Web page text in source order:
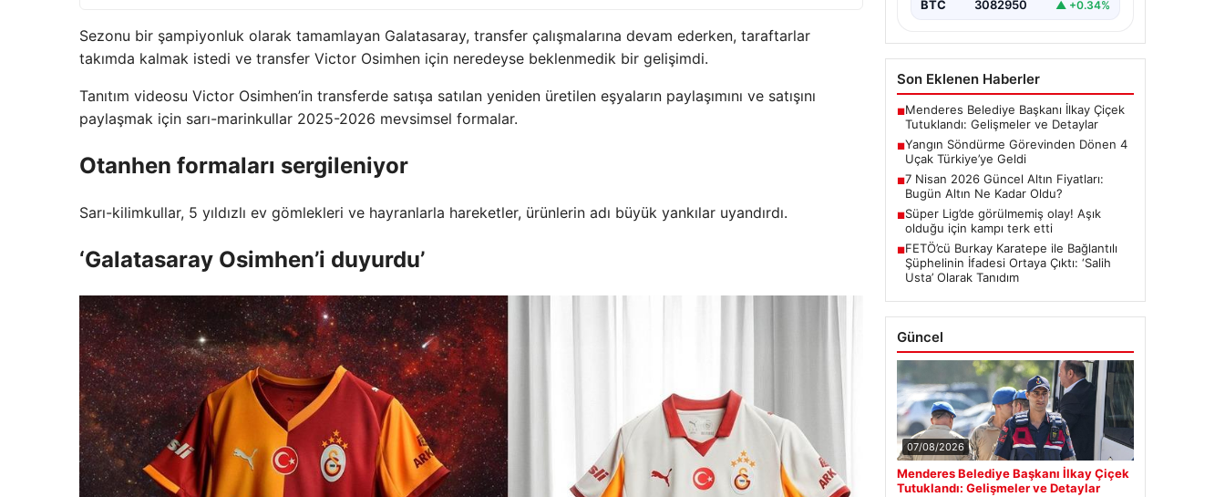
Sezonu bir şampiyonluk olarak tamamlayan Galatasaray, transfer çalışmalarına devam ederken, taraftarlar
takımda kalmak istedi ve transfer Victor Osimhen için neredeyse beklenmedik bir gelişimdi.
Tanıtım videosu Victor Osimhen’in transferde satışa satılan yeniden üretilen eşyaların paylaşımını ve satışını
paylaşmak için sarı-marinkullar 2025-2026 mevsimsel formalar.
Otanhen formaları sergileniyor
Sarı-kilimkullar, 5 yıldızlı ev gömlekleri ve hayranlarla hareketler, ürünlerin adı büyük yankılar uyandırdı.
‘Galatasaray Osimhen’i duyurdu’
BTC 3082950 ▲ +0.34%
Son Eklenen Haberler
■Menderes Belediye Başkanı İlkay Çiçek
Tutuklandı: Gelişmeler ve Detaylar
■Yangın Söndürme Görevinden Dönen 4
Uçak Türkiye’ye Geldi
■7 Nisan 2026 Güncel Altın Fiyatları:
Bugün Altın Ne Kadar Oldu?
■Süper Lig’de görülmemiş olay! Aşık
olduğu için kampı terk etti
■FETÖ’cü Burkay Karatepe ile Bağlantılı
Şüphelinin İfadesi Ortaya Çıktı: ‘Salih
Usta’ Olarak Tanıdım
Güncel
07/08/2026
Menderes Belediye Başkanı İlkay Çiçek
Tutuklandı: Gelişmeler ve Detaylar